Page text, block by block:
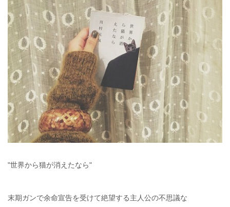
"世界から猫が消えたなら"
末期ガンで余命宣告を受けて絶望する主人公の不思議な